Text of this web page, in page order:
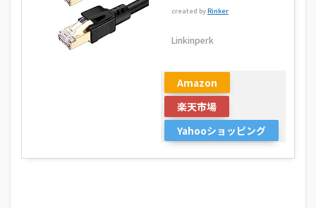
created byRinker
Linkinperk
Amazon
楽天市場
Yahooショッピング